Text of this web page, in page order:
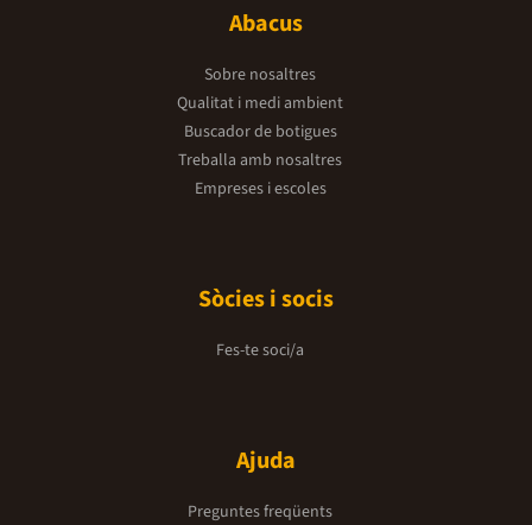
Abacus
Sobre nosaltres
Qualitat i medi ambient
Buscador de botigues
Treballa amb nosaltres
Empreses i escoles
Sòcies i socis
Fes-te soci/a
Ajuda
Preguntes freqüents